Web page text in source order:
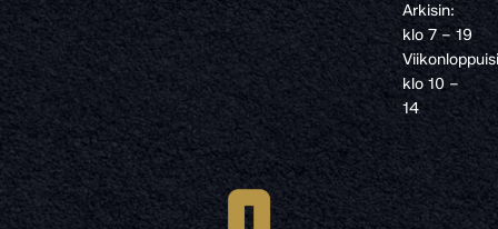
Arkisin:
klo 7 – 19
klo 10 –
14